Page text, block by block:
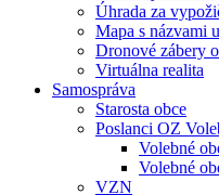
Úhrada za
Mapa s názvami
Dronové zábery
Virtuálna realita
Samospráva
Starosta obce
Poslanci OZ
Volebné
Volebné
VZN